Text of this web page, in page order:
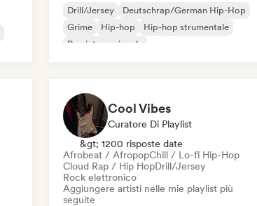
Drill/Jersey
Deutschrap/German Hip-Hop
Grime
Hip-hop
Hip-hop strumentale
Rap internazionale
Cool Vibes
Curatore Di Playlist
&gt; 1200 risposte date
Afrobeat / AfropopChill / Lo-fi Hip-Hop
Cloud Rap / Hip HopDrill/Jersey
Rock elettronico
Aggiungere artisti nelle mie playlist più
seguite